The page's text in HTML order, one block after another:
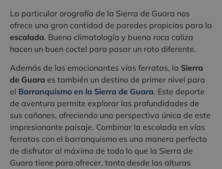
La particular orografía de la Sierra de Guara nos
ofrece una gran cantidad de paredes propicias para la
escalada. Buena climatología y buena roca caliza
hacen un buen coctel para pasar un rato diferente.
Además de las emocionantes vías ferratas, la Sierra
de Guara es también un destino de primer nivel para
el Barranquismo en la Sierra de Guara. Este deporte
de aventura permite explorar las profundidades de
sus cañones, ofreciendo una perspectiva única de este
impresionante paisaje. Combinar la escalada en vías
ferratas con el barranquismo es una manera perfecta
de disfrutar al máximo de todo lo que la Sierra de
Guara tiene para ofrecer, tanto desde las alturas